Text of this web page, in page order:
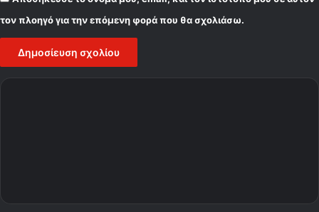
τον πλοηγό για την επόμενη φορά που θα σχολιάσω.